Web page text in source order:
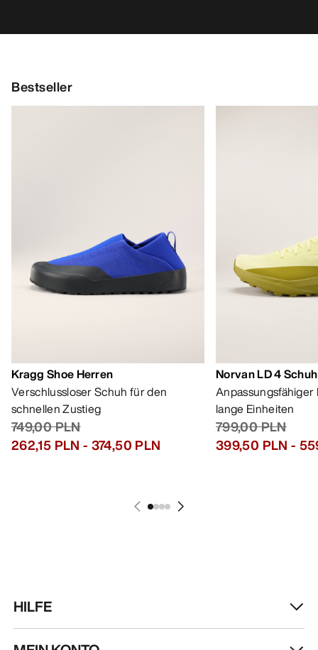
Bestseller
Kragg Shoe Herren
Verschlussloser Schuh für den
schnellen Zustieg
749,00 PLN
262,15 PLN - 374,50 PLN
Norvan LD 4
lange Einheiten
799,00 PLN
399,50 PLN -
HILFE